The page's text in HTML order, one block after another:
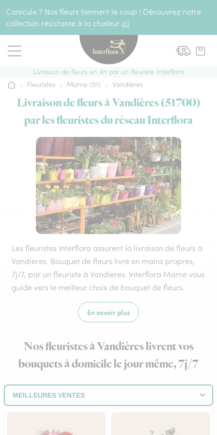
Canicule ? Nos fleurs tiennent le coup ! Découvrez notre
collection résistante à la chaleur ici
Livraison de fleurs en 4h par un fleuriste Interflora
Accueil
› Fleuristes › Marne (51) › Vandières
Livraison de fleurs à Vandières (51700)
par les fleuristes du réseau Interflora
Les fleuristes Interflora assurent la livraison de fleurs à
Vandieres. Bouquet de fleurs livré en mains propres,
7j/7, par un fleuriste à Vandieres. Interflora Marne vous
guide vers le meilleur choix de bouquet de fleurs.
En savoir plus
Nos fleuristes à Vandières livrent vos
bouquets à domicile le jour même, 7j/7